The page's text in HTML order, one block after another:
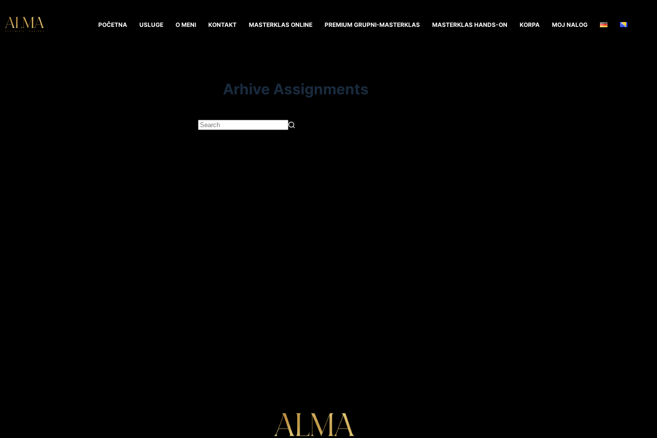
POČETNA USLUGE O MENI KONTAKT MASTERKLAS ONLINE PREMIUM GRUPNI-MASTERKLAS MASTERKLAS HANDS-ON KORPA MOJ NALOG
Arhive Assignments